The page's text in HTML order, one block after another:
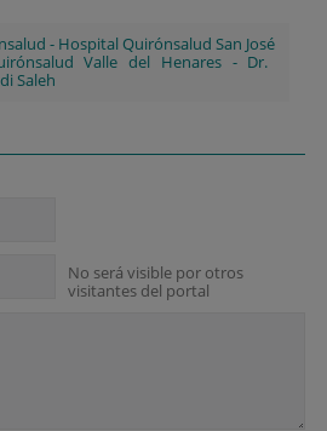
- Hospital Quirónsalud San José
Valle del Henares- Dr.
Saleh
No será visible por otros
visitantes del portal